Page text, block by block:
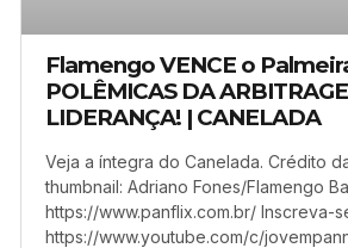
Flamengo VENCE o
POLÊMICAS DA
LIDERANÇA! | CANELADA
Veja a íntegra do Canelada. Crédito
thumbnail: Adriano Fones/Flamengo
https://www.panflix.com.br/ Inscreva-
https://www.youtube.com/c/